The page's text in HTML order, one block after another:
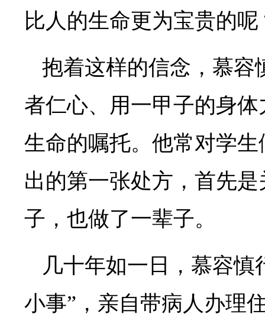
比人的生命更为宝贵的呢
抱着这样的信念，慕容
者仁心、用一甲子的身
生命的嘱托。他常对学
出的第一张处方，首先
子，也做了一辈子。
几十年如一日，慕容慎
小事”，亲自带病人办理